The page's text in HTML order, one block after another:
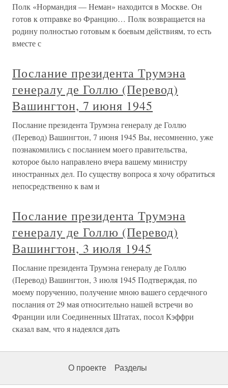
Полк «Нормандия — Неман» находится в Москве. Он
готов к отправке во Францию… Полк возвращается на
родину полностью готовым к боевым действиям, то есть
вместе с
Послание президента Трумэна
генералу де Голлю (Перевод)
Вашингтон, 7 июня 1945
Послание президента Трумэна генералу де Голлю
(Перевод) Вашингтон, 7 июня 1945 Вы, несомненно, уже
познакомились с посланием моего правительства,
которое было направлено вчера вашему министру
иностранных дел. По существу вопроса я хочу обратиться
непосредственно к вам и
Послание президента Трумэна
генералу де Голлю (Перевод)
Вашингтон, 3 июля 1945
Послание президента Трумэна генералу де Голлю
(Перевод) Вашингтон, 3 июля 1945 Подтверждая, по
моему поручению, получение мною вашего сердечного
послания от 29 мая относительно нашей встречи во
Франции или Соединенных Штатах, посол Кэффри
сказал вам, что я надеялся дать
О проекте Разделы